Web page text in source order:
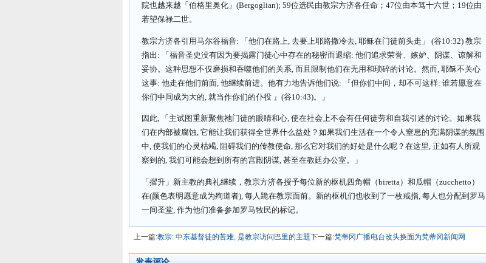
院也越来越「伯格里奥化」(Bergoglian); 59位选民由教宗方济各任命；47位由本笃十六世；19位由
若望保禄二世。
教宗方济各引用马尔谷福音: 「他们在路上, 去要上耶路撒冷去, 耶稣在门徒前头走」 (谷10:32) 教宗
指出: 「福音圣史没有因为要揭露门徒心中存在的秘密而退缩: 他们追求荣誉、嫉妒、阴谋、谅解和
妥协。这种思想不仅磨损和吞噬他们的关系, 而且限制他们在无用和琐碎的讨论。然而, 耶稣不关心
这事: 他走在他们前面, 他继续前进。他有力地告诉他们说: 『但你们中间，却不可这样: 谁若愿意在
你们中间成为大的, 就当作你们的仆役 』(谷10:43)。」
因此, 「主试图重新聚焦祂门徒的眼睛和心, 使在社会上不会有任何徒劳和自我引述的讨论。如果我
们在内部被腐蚀, 它能让我们获得全世界什么益处？如果我们生活在一个令人窒息的充满阴谋的氛围
中, 使我们的心灵枯竭, 阻碍我们的传教使命, 那么它对我们的好处是什么呢？在这里, 正如有人所观
察到的, 我们可能会想到所有的宫殿阴谋, 甚至在教廷办公室。」
「擢升」新主教的典礼继续，教宗方济各授予每位新的枢机四角帽（biretta）和瓜帽（zucchetto）
在(颜色表明愿意成为殉道者), 每人跪在教宗面前。新的枢机们也收到了一枚戒指, 每人也分配到罗马
一间圣堂, 作为他们准备参加罗马牧民的标记。
上一篇:教宗: 中东基督徒的苦难, 是教宗访问巴里的主題下一篇:梵蒂冈广播电台改头换面为梵蒂冈新闻网